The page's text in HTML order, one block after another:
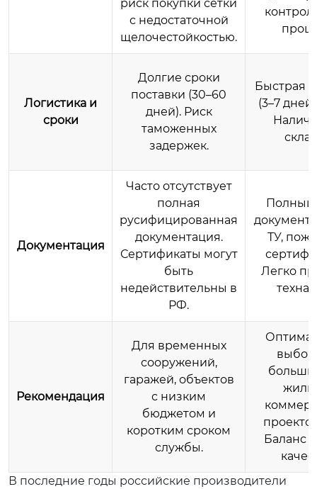
риск покупки сетки
с недостаточной
щелочестойкостью.
Логистика и
сроки
Долгие сроки
поставки (30–60
дней). Риск
таможенных
задержек.
Быстрая
(3–7
Документация
Часто отсутствует
полная
русифицированная
документация.
Сертификаты могут
быть
недействительны в
РФ.
Полный
ТУ,
Легко
Рекомендация
Для временных
сооружений,
гаражей, объектов
с низким
бюджетом и
коротким сроком
службы.
выбор
Баланс
В последние годы российские производители